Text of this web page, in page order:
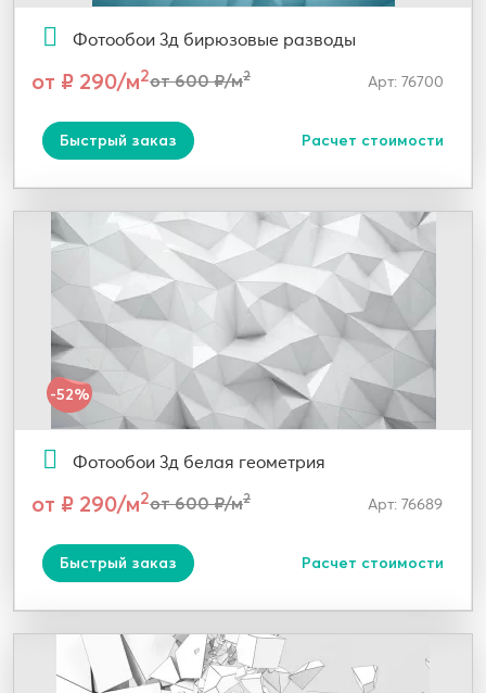
Фотообои 3д бирюзовые разводы
от ₽ 290/м2от 600 ₽/м2 Арт: 76700
Быстрый заказ Расчет стоимости
-52%
Фотообои 3д белая геометрия
от ₽ 290/м2от 600 ₽/м2 Арт: 76689
Быстрый заказ Расчет стоимости